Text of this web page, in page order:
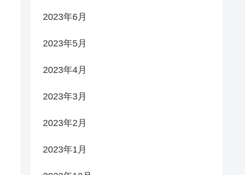
2023年6月
2023年5月
2023年4月
2023年3月
2023年2月
2023年1月